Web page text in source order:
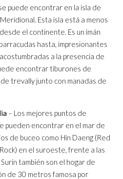
puede encontrar en la isla de
Esta isla está a menos
el continente. Es un imán
hasta, impresionantes
a la presencia de
encontrar tiburones de
trevally junto con manadas de
– Los mejores puntos de
pueden encontrar en el mar de
de buceo como Hin Daeng (Red
en el suroeste, frente a las
Surin también son el hogar de
de 30 metros famosa por